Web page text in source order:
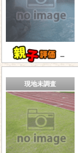
－
現地未調査